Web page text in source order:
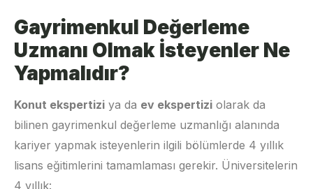
Gayrimenkul Değerleme
Uzmanı Olmak İsteyenler Ne
Yapmalıdır?
Konut ekspertizi ya da ev ekspertizi olarak da
bilinen gayrimenkul değerleme uzmanlığı alanında
kariyer yapmak isteyenlerin ilgili bölümlerde 4 yıllık
lisans eğitimlerini tamamlaması gerekir. Üniversitelerin
4 yıllık: